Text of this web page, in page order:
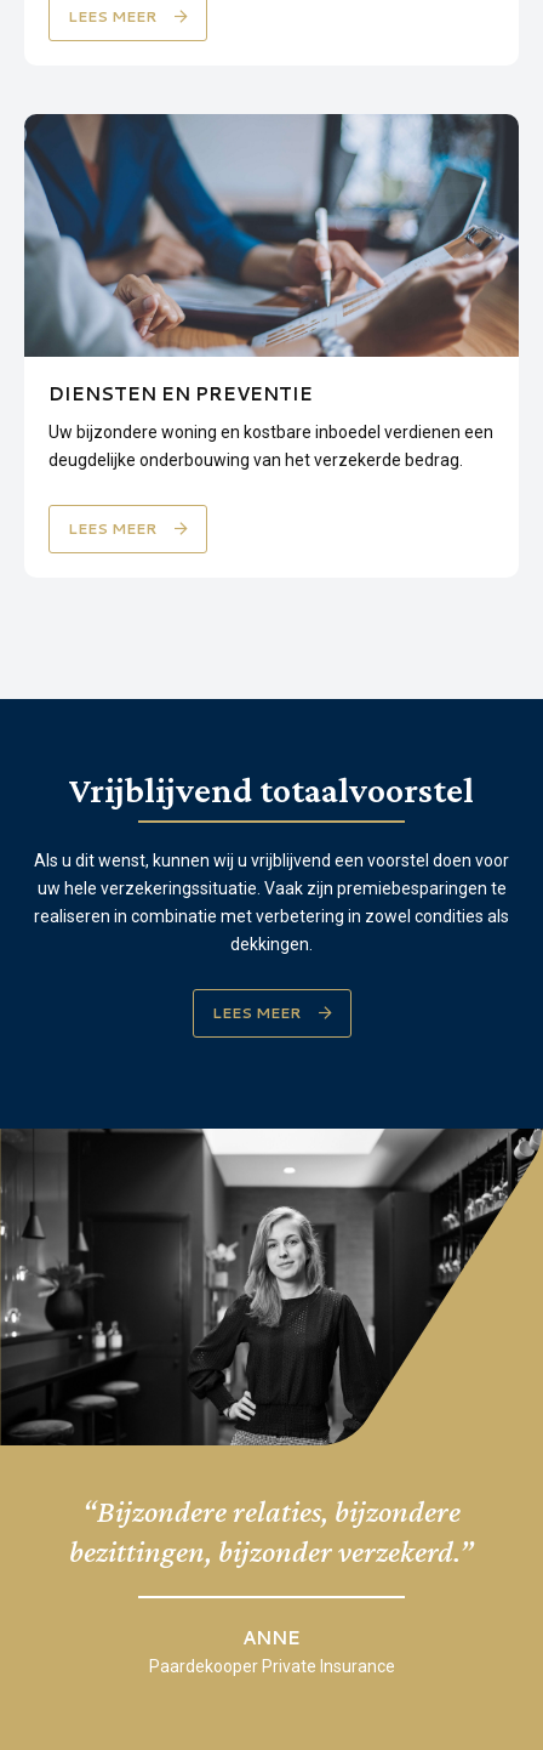
LEES MEER
DIENSTEN EN PREVENTIE
Uw bijzondere woning en kostbare inboedel verdienen een
deugdelijke onderbouwing van het verzekerde bedrag.
LEES MEER
Vrijblijvend totaalvoorstel
Als u dit wenst, kunnen wij u vrijblijvend een voorstel doen voor
uw hele verzekeringssituatie. Vaak zijn premiebesparingen te
realiseren in combinatie met verbetering in zowel condities als
dekkingen.
LEES MEER
“Bijzondere relaties, bijzondere
bezittingen, bijzonder verzekerd.”
ANNE
Paardekooper Private Insurance